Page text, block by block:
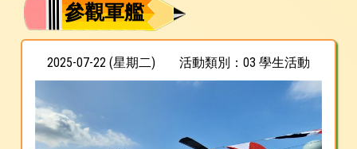
參觀軍艦
2025-07-22 (星期二) 活動類別：03 學生活動